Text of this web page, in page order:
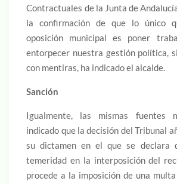
Contractuales de la Junta de
la confirmación de que lo único
oposición municipal es poner
entorpecer nuestra gestión política,
con mentiras, ha indicado el alcalde.
Sanción
Igualmente, las mismas fuentes
indicado que la decisión del Tribunal
su dictamen en el que se declara
temeridad en la interposición del
procede a la imposición de una